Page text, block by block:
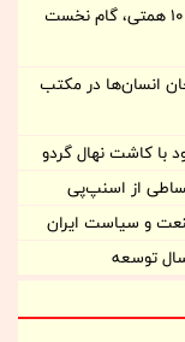
چرخش بزرگ در مؤسسه اعتباری ملل؛ مزایده ۱۰۰ همتی، گام نخست
انسان‌ها در مکتب
با کاشت نهال گردو
از اسنپ‌پی
و سیاست ایران